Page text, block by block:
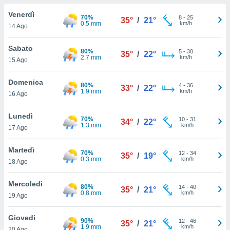
al sito
nostri
ci
di
un
la
di esso.
nella
Venerdì
14 Ago
70%
0.5 mm
35° / 21° 8- 25
km/h
Sabato
15 Ago
80%
2.7 mm
35° / 22° 5- 30
km/h
Domenica
16 Ago
80%
1.9 mm
33° / 22° 4- 36
km/h
Lunedì
17 Ago
70%
1.3 mm
34° / 22° 10- 31
km/h
Martedì
18 Ago
70%
0.3 mm
35° / 19° 12- 34
km/h
Mercoledì
19 Ago
80%
0.8 mm
35° / 21° 14- 40
km/h
Giovedi
90%
1.9 mm
35° / 21° 12- 46
km/h